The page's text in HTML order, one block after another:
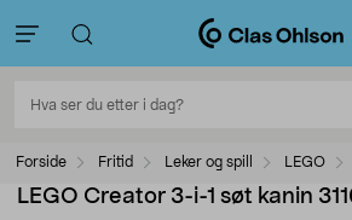
Forside Fritid Leker og spill LEGO
LEGO Creator 3-i-1 søt kanin